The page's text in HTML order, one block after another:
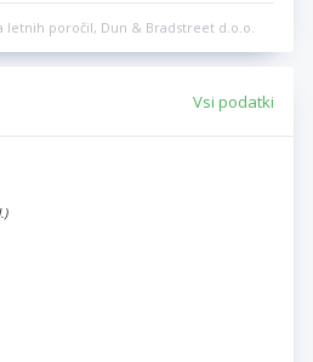
letnih poročil, Dun & Bradstreet d.o.o.
Vsi podatki